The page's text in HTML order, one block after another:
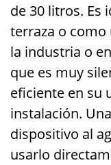
de 30 litros. Es
terraza o
la industria o
que es muy
eficiente en su
instalación.
dispositivo al
usarlo